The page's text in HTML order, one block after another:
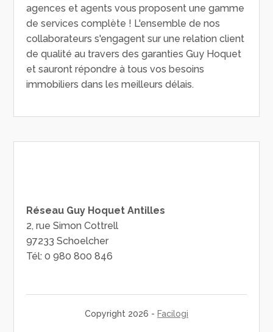
agences et agents vous proposent une gamme
de services complète ! L'ensemble de nos
collaborateurs s'engagent sur une relation client
de qualité au travers des garanties Guy Hoquet
et sauront répondre à tous vos besoins
immobiliers dans les meilleurs délais.
Réseau Guy Hoquet Antilles
2, rue Simon Cottrell
97233 Schoelcher
Tél: 0 980 800 846
Copyright 2026 - Facilogi